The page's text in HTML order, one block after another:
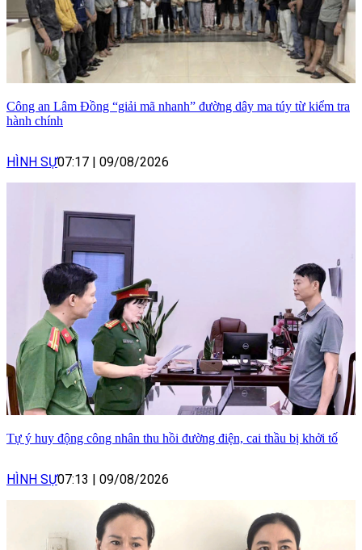
Công an Lâm Đồng “giải mã nhanh” đường dây ma túy từ kiểm tra
hành chính
HÌNH SỰ07:17 09/08/2026
Tự ý huy động công nhân thu hồi đường điện, cai thầu bị khởi tố
HÌNH SỰ07:13 09/08/2026